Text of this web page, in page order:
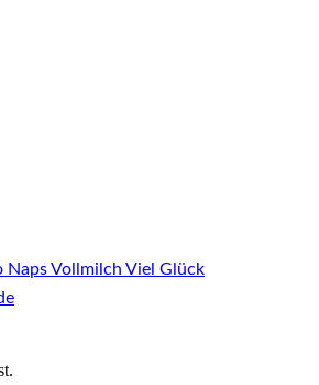
Naps Vollmilch Viel Glück